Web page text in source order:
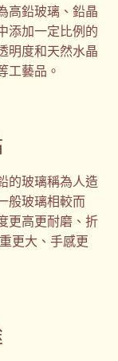
高鉛玻璃、鉛晶
添加一定比例的
明度和天然水晶
工藝品。
的玻璃稱為人造
般玻璃相較而
更高更耐磨、折
更大、手感更